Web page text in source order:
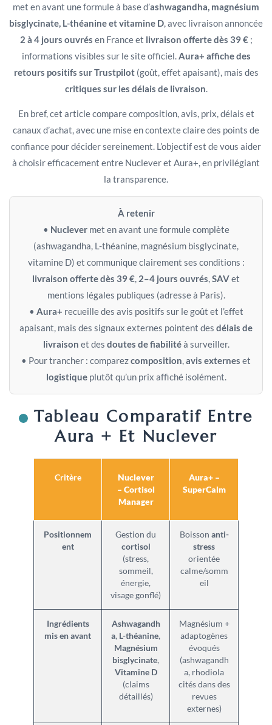
met en avant une formule à base d’ashwagandha, magnésium
bisglycinate, L-théanine et vitamine D , avec livraison annoncée
2 à 4 jours ouvrés en France et livraison offerte dès 39 €;
informations visibles sur le site officiel. Aura+ affiche des
retours positifs sur Trustpilot(goût, effet apaisant), mais des
critiques sur les délais de livraison
En bref, cet article compare composition, avis, prix, délais et
canaux d’achat, avec une mise en contexte claire des points de
confiance pour décider sereinement. L’objectif est de vous aider
à choisir efficacement entre Nuclever et Aura+, en privilégiant
la transparence.
À retenir
• Nuclevermet en avant une formule complète
(ashwagandha, L-théanine, magnésium bisglycinate,
vitamine D) et communique clairement ses conditions :
livraison offerte dès 39 €, 2–4 jours ouvrés,SAVet
mentions légales publiques (adresse à Paris).
• Aura+ recueille des avis positifs sur le goût et l’effet
apaisant, mais des signaux externes pointent des délais de
livraison et des doutes de fiabilitéà surveiller.
• Pour trancher : comparezcomposition,avis externes et
logistiqueplutôt qu’un prix affiché isolément.
Tableau Comparatif Entre
Aura + Et Nuclever
Critère
Nuclever
– Cortisol
Manager
Aura+ –
SuperCalm
Positionnem
ent
Gestion du
cortisol
(stress,
sommeil,
énergie,
visage gonflé)
Boisson anti-
stress
orientée
calme/somm
eil
Ingrédients
mis en avant
Ashwagandh
a, L-théanine,
Magnésium
bisglycinate,
Vitamine D
(claims
détaillés)
Magnésium +
adaptogènes
évoqués
(ashwagandh
a, rhodiola
cités dans des
revues
externes)